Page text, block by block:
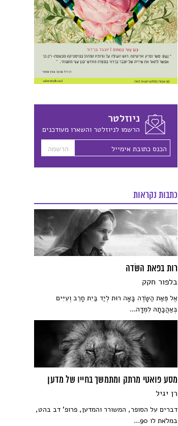
ניוזלטר
הרשמו לניוזלטר והשארו מעודכנים
כתבות נקראות
רות בפאת השׂדה
בלפור חקק
אֶל פְּאַת הַשָּׂדֶה בָּאָה רוּת לְיַד בַּיִת חָרֵב וְעִיִּים
בְּאַהֲבָתָהּ לִמְּדָה...
מסע פואטי מרתק ומתמשך בחייו של מדען
רן יגיל
דברים על הסופר, המשורר והמדען, פרופ' דב בהט,
במלֹאת לו 90...